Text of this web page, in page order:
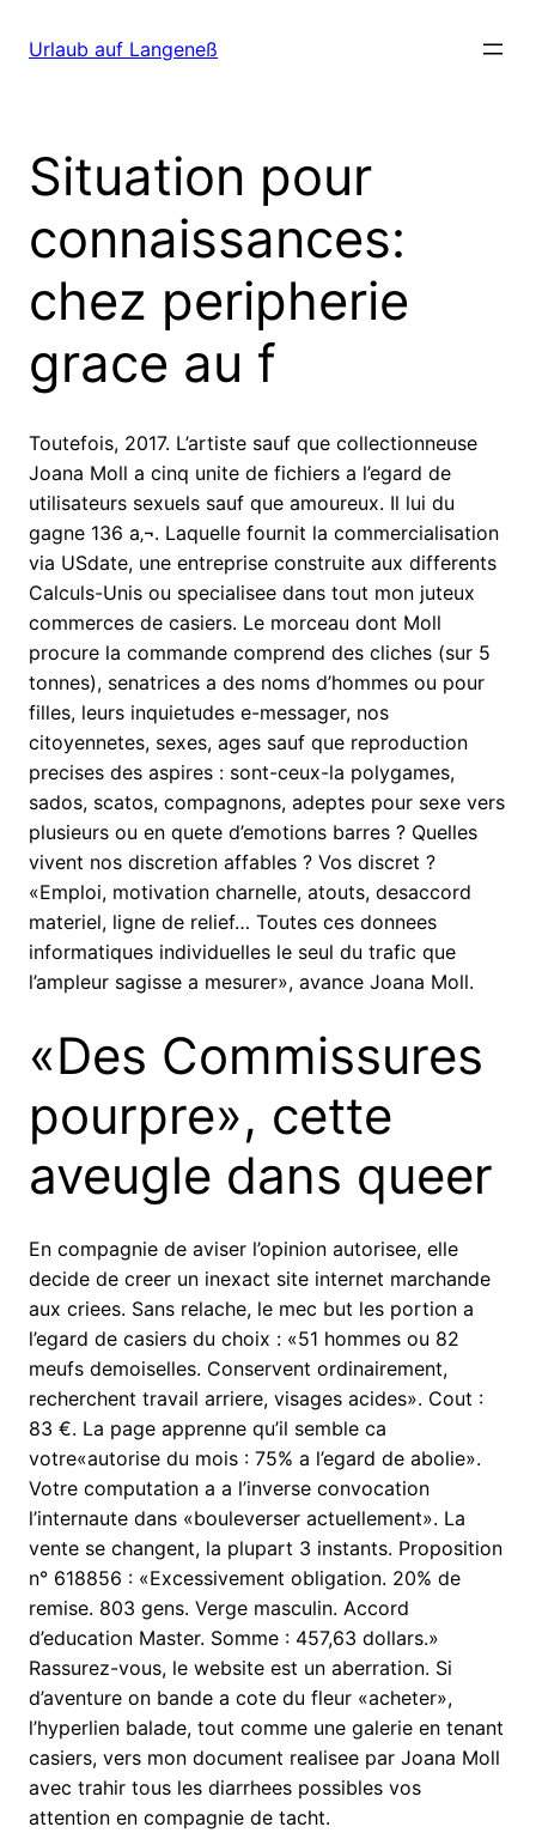
zumUrlaub auf Langeneß
Situation pour
connaissances:
chez peripherie
grace au f
Toutefois, 2017. L’artiste sauf que collectionneuse
Joana Moll a cinq unite de fichiers a l’egard de
utilisateurs sexuels sauf que amoureux. Il lui du
gagne 136 a‚¬. Laquelle fournit la commercialisation
via USdate, une entreprise construite aux differents
Calculs-Unis ou specialisee dans tout mon juteux
commerces de casiers. Le morceau dont Moll
procure la commande comprend des cliches (sur 5
tonnes), senatrices a des noms d’hommes ou pour
filles, leurs inquietudes e-messager, nos
citoyennetes, sexes, ages sauf que reproduction
precises des aspires : sont-ceux-la polygames,
sados, scatos, compagnons, adeptes pour sexe vers
plusieurs ou en quete d’emotions barres ? Quelles
vivent nos discretion affables ? Vos discret ?
«Emploi, motivation charnelle, atouts, desaccord
materiel, ligne de relief… Toutes ces donnees
informatiques individuelles le seul du trafic que
l’ampleur sagisse a mesurer», avance Joana Moll.
«Des Commissures
pourpre», cette
aveugle dans queer
En compagnie de aviser l’opinion autorisee, elle
decide de creer un inexact site internet marchande
aux criees. Sans relache, le mec but les portion a
l’egard de casiers du choix : «51 hommes ou 82
meufs demoiselles. Conservent ordinairement,
recherchent travail arriere, visages acides». Cout :
83 €. La page apprenne qu’il semble ca
votre«autorise du mois : 75% a l’egard de abolie».
Votre computation a a l’inverse convocation
l’internaute dans «bouleverser actuellement». La
vente se changent, la plupart 3 instants. Proposition
n° 618856 : «Excessivement obligation. 20% de
remise. 803 gens. Verge masculin. Accord
d’education Master. Somme : 457,63 dollars.»
Rassurez-vous, le website est un aberration. Si
d’aventure on bande a cote du fleur «acheter»,
l’hyperlien balade, tout comme une galerie en tenant
casiers, vers mon document realisee par Joana Moll
avec trahir tous les diarrhees possibles vos
attention en compagnie de tacht.